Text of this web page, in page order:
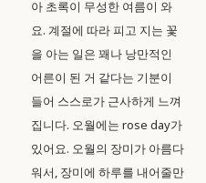
아 초록이 무성한 여름이 와
요. 계절에 따라 피고 지는 꽃
을 아는 일은 꽤나 낭만적인
어른이 된 거 같다는 기분이
들어 스스로가 근사하게 느껴
집니다. 오월에는 rose day가
있어요. 오월의 장미가 아름다
워서, 장미에 하루를 내어줄만